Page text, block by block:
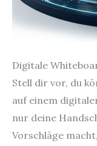
Digitale
Stell dir vor, du
auf einem
nur deine
Vorschläge